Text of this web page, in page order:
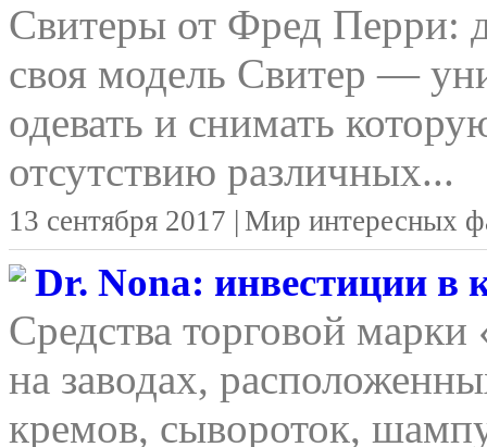
Свитеры от Фред Перри:
своя модель Свитер —
одевать и снимать
отсутствию различных...
13 сентября 2017 | Мир интересных
Dr. Nona: инвестиции в
Средства торговой
на заводах,
кремов, сывороток,